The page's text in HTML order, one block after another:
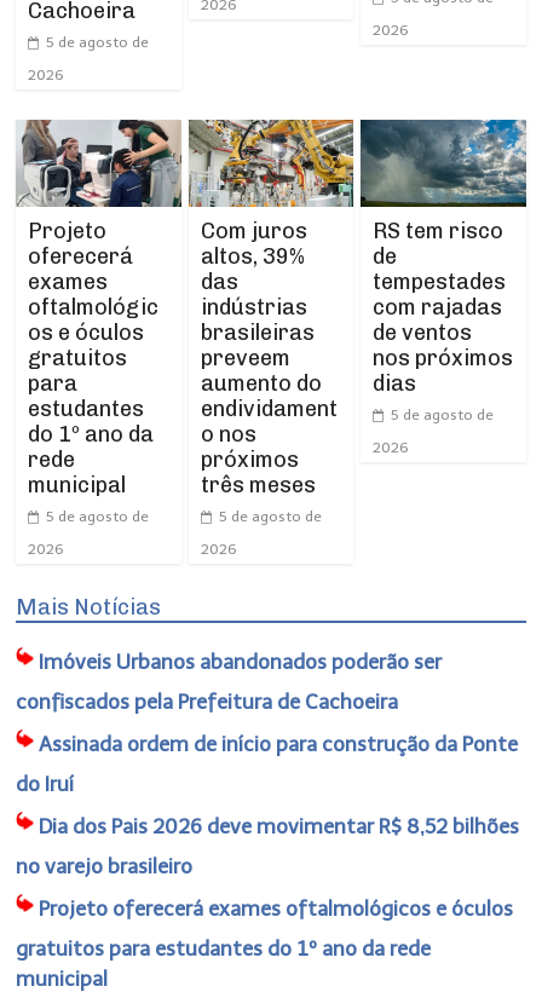
Cachoeira
5 de agosto de
2026
2026
2026
Projeto
oferecerá
exames
oftalmológic
os e óculos
gratuitos
para
estudantes
do 1º ano da
rede
municipal
5 de agosto de
2026
Com juros
altos, 39%
das
indústrias
brasileiras
preveem
aumento do
endividament
o nos
próximos
três meses
5 de agosto de
2026
RS tem risco
de
tempestades
com rajadas
de ventos
nos próximos
dias
5 de agosto de
2026
Mais Notícias
Imóveis Urbanos abandonados poderão ser
confiscados pela Prefeitura de Cachoeira
Assinada ordem de início para construção da Ponte
do Iruí
Dia dos Pais 2026 deve movimentar R$ 8,52 bilhões
no varejo brasileiro
Projeto oferecerá exames oftalmológicos e óculos
gratuitos para estudantes do 1º ano da rede
municipal